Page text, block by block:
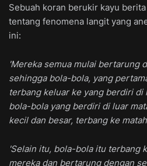
Sebuah koran berukir kayu
tentang fenomena langit yang
ini:
'Mereka semua mulai bertarung
sehingga bola-bola, yang
terbang keluar ke yang berdiri di
bola-bola yang berdiri di luar
kecil dan besar, terbang ke
'Selain itu, bola-bola itu terbang
mereka dan bertarung dengan